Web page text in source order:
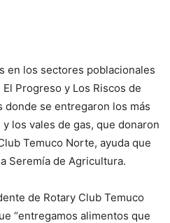
en los sectores poblacionales
Progreso y Los Riscos de
se entregaron los más
los vales de gas, que donaron
Temuco Norte, ayuda que
Seremía de Agricultura.
de Rotary Club Temuco
“entregamos alimentos que